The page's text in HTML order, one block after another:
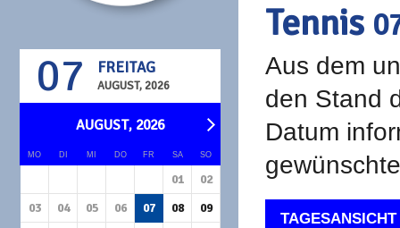
07 FREITAG
AUGUST, 2026
AUGUST, 2026
MO DI MI DO FR SA SO
01
02
03
04 05 06 07 08
09
Tennis
Aus dem
den Stand
Datum
TAGESANSICHT